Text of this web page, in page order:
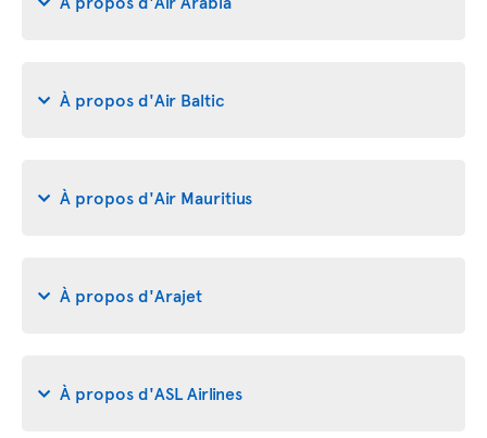
À propos d'Air Baltic
À propos d'Air Mauritius
À propos d'Arajet
À propos d'ASL Airlines